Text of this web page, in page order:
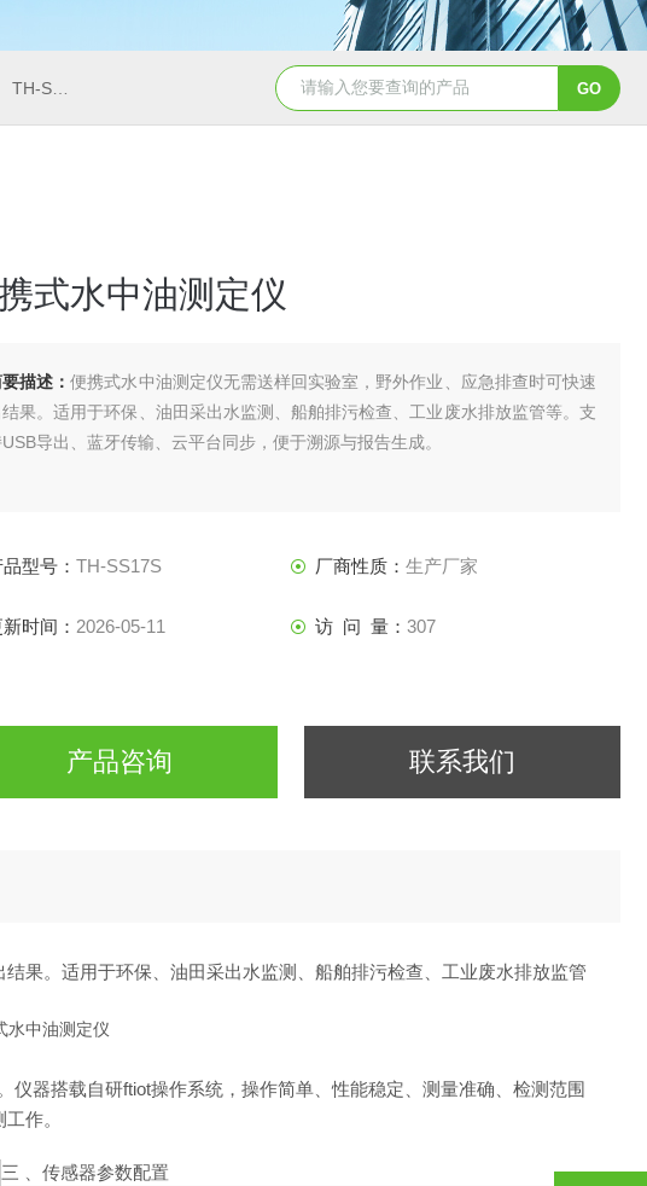
TH-SZZL水质总磷监测仪 TH-LD1雷电预警监测站 TH-GS6管式土
式水中油测定仪
描述：便携式水中油测定仪无需送样回实验室，野外作业、应急排查时可快速
结果。适用于环保、油田采出水监测、船舶排污检查、工业废水排放监管等。支
导出、蓝牙传输、云平台同步，便于溯源与报告生成。
型号： TH-SS17S 厂商性质： 生产厂家
时间： 2026-05-11 访 问 量： 307
产品咨询 联系我们
果。适用于环保、油田采出水监测、船舶排污检查、工业废水排放监管
仪器搭载自研ftiot操作系统，操作简单、性能稳定、测量准确、检测范围
作。
三 、传感器参数配置